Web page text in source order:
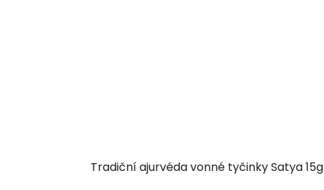
Tradiční ajurvéda vonné tyčinky Satya 15g